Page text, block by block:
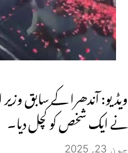
ویڈیو: آندھرا کے سابق
نے ایک شخص کو کچل دیا۔
جون 23, 2025